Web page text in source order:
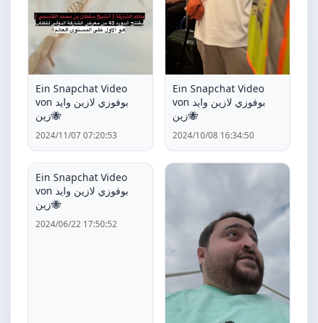
Ein Snapchat Video
von بوفوزي لازين وايد
زين🐝
2024/11/07 07:20:53
Ein Snapchat Video
von بوفوزي لازين وايد
زين🐝
2024/10/08 16:34:50
Ein Snapchat Video
von بوفوزي لازين وايد
زين🐝
2024/06/22 17:50:52